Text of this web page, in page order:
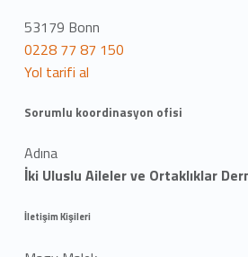
53179 Bonn
0228 77 87 150
Yol tarifi al
Sorumlu koordinasyon ofisi
Adına
İki Uluslu Aileler ve Ortaklıklar
İletişim Kişileri